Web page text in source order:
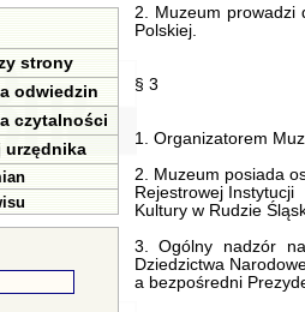
strony
odwiedzin
czytalności
urzędnika
2. Muzeum prowadzi
Polskiej.
§ 3
1. Organizatorem
2. Muzeum posiada
Rejestrowej Instytucji
Kultury w Rudzie
3. Ogólny nadzór
Dziedzictwa
a bezpośredni